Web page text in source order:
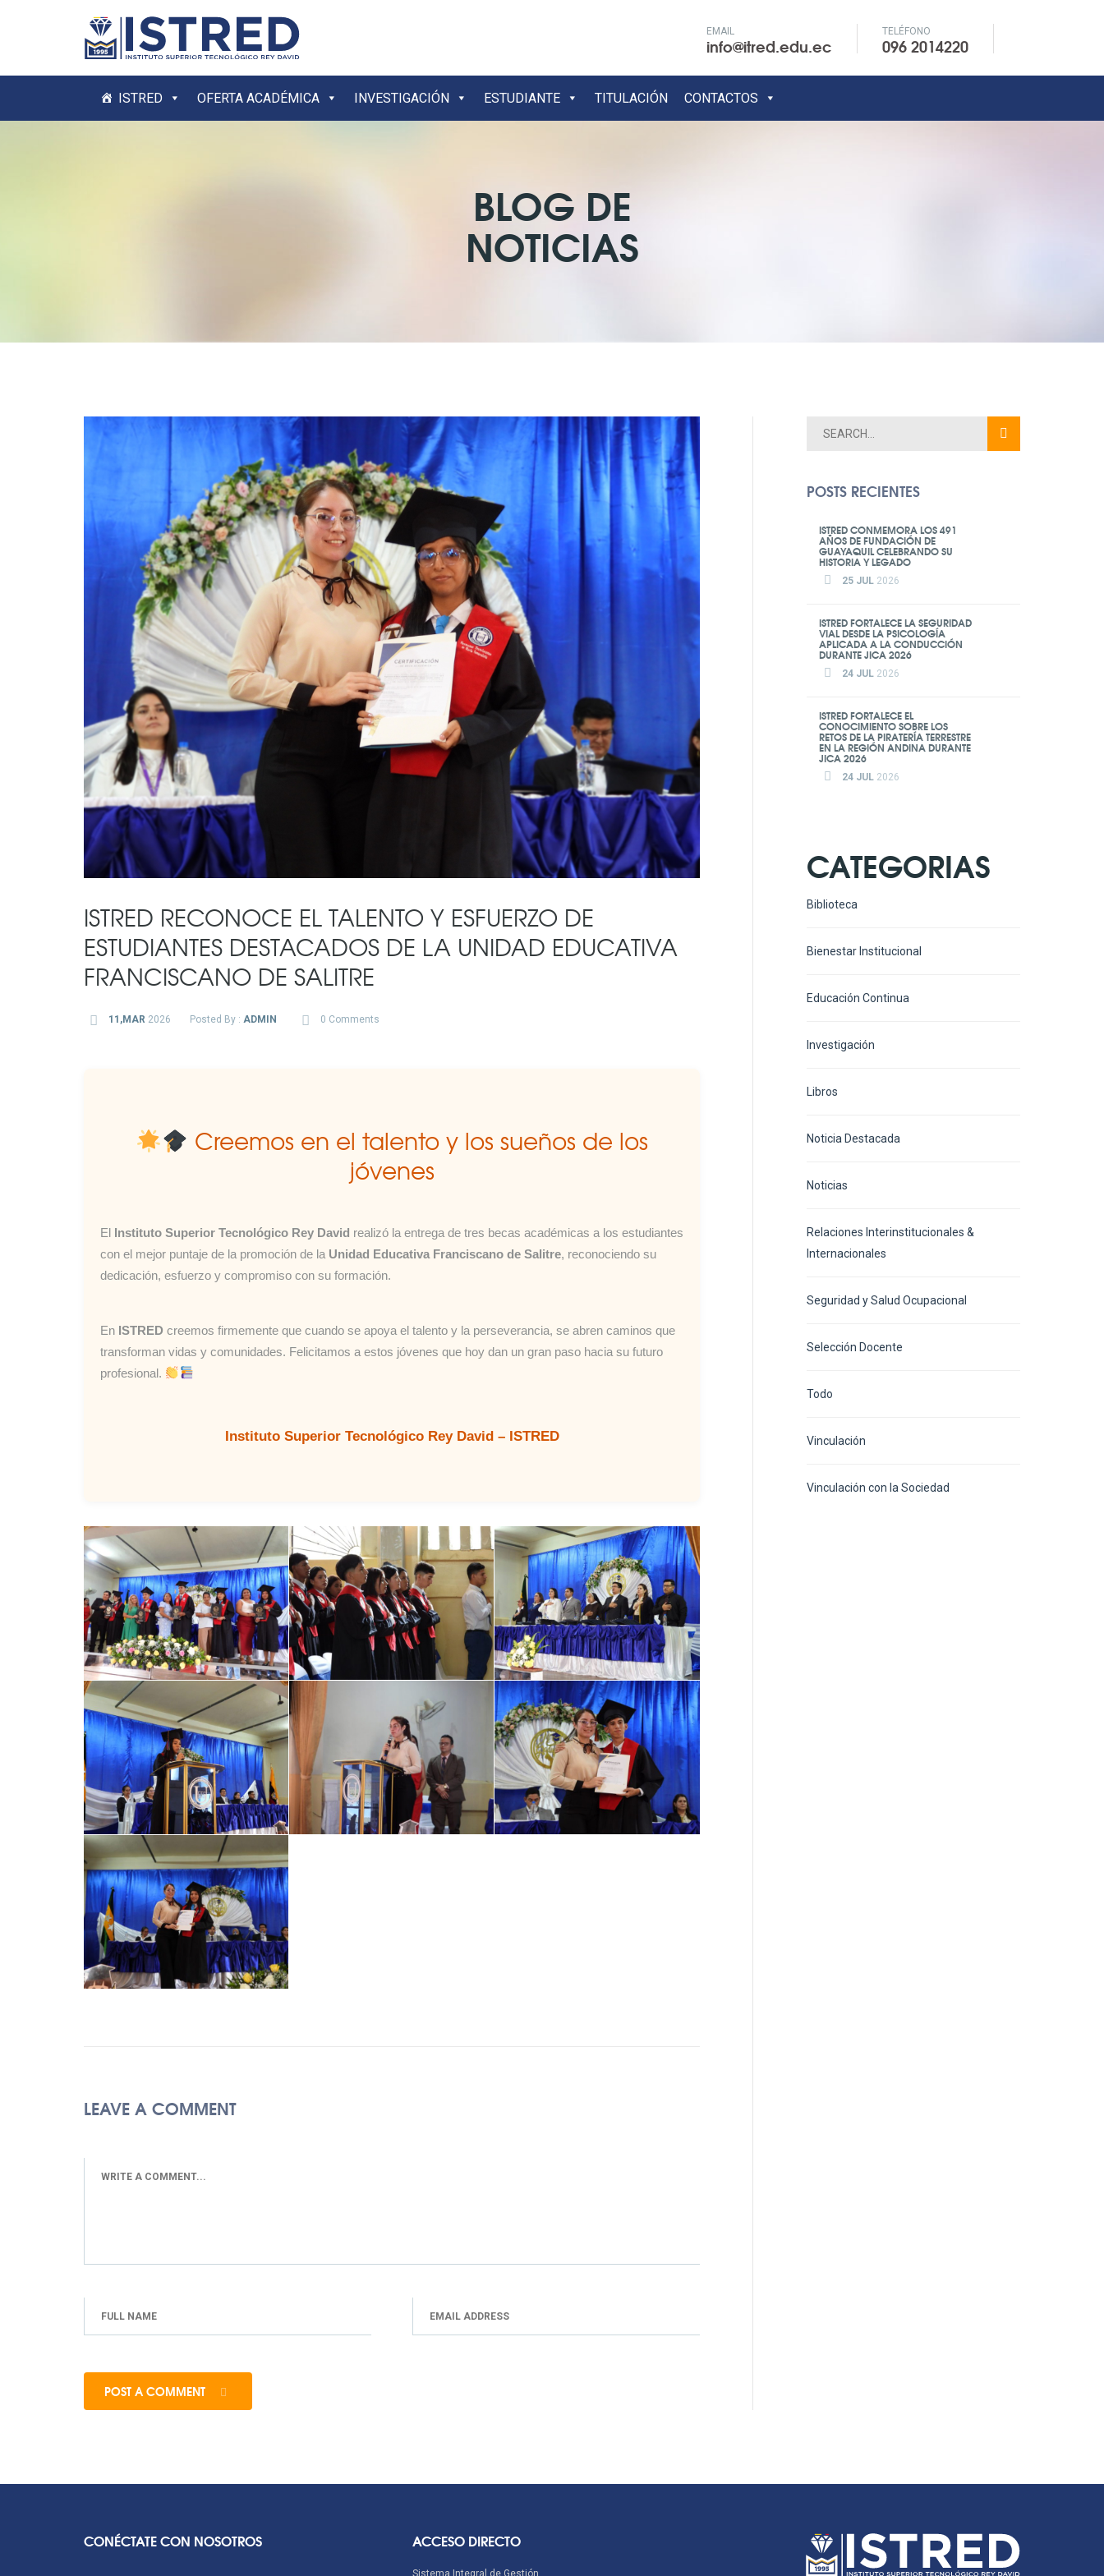
EMAIL
info@itred.edu.ec
TELÉFONO
096 2014220
ISTRED OFERTA ACADÉMICA INVESTIGACIÓN ESTUDIANTE TITULACIÓN CONTACTOS
BLOG DE
NOTICIAS
ISTRED RECONOCE EL TALENTO Y ESFUERZO DE
ESTUDIANTES DESTACADOS DE LA UNIDAD EDUCATIVA
FRANCISCANO DE SALITRE
11,MAR 2026 Posted By : ADMIN 0 Comments
Creemos en el talento y los sueños de los
jóvenes
El Instituto Superior Tecnológico Rey David realizó la entrega de tres becas académicas a los estudiantes
con el mejor puntaje de la promoción de la Unidad Educativa Franciscano de Salitre, reconociendo su
dedicación, esfuerzo y compromiso con su formación.
En ISTRED creemos firmemente que cuando se apoya el talento y la perseverancia, se abren caminos que
transforman vidas y comunidades. Felicitamos a estos jóvenes que hoy dan un gran paso hacia su futuro
profesional.
Instituto Superior Tecnológico Rey David – ISTRED
LEAVE A COMMENT
POST A COMMENT
POSTS RECIENTES
ISTRED CONMEMORA LOS 491
AÑOS DE FUNDACIÓN DE
GUAYAQUIL CELEBRANDO SU
HISTORIA Y LEGADO
25 JUL 2026
ISTRED FORTALECE LA SEGURIDAD
VIAL DESDE LA PSICOLOGÍA
APLICADA A LA CONDUCCIÓN
DURANTE JICA 2026
24 JUL 2026
ISTRED FORTALECE EL
CONOCIMIENTO SOBRE LOS
RETOS DE LA PIRATERÍA TERRESTRE
EN LA REGIÓN ANDINA DURANTE
JICA 2026
24 JUL 2026
CATEGORIAS
Biblioteca
Bienestar Institucional
Educación Continua
Investigación
Libros
Noticia Destacada
Noticias
Relaciones Interinstitucionales &
Internacionales
Seguridad y Salud Ocupacional
Selección Docente
Todo
Vinculación
Vinculación con la Sociedad
CONÉCTATE CON NOSOTROS ACCESO DIRECTO
Sistema Integral de Gestión